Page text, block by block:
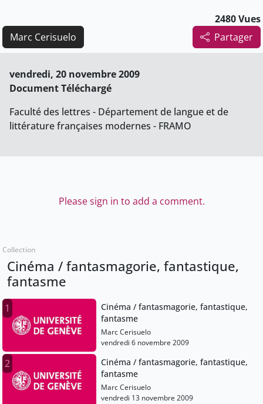
2480 Vues
Partager
Marc Cerisuelo
vendredi, 20 novembre 2009
Document Téléchargé
Faculté des lettres - Département de langue et de
littérature françaises modernes - FRAMO
Please sign in to add a comment.
Collection
Cinéma / fantasmagorie, fantastique,
fantasme
1
Cinéma / fantasmagorie, fantastique,
fantasme
Marc Cerisuelo
vendredi 6 novembre 2009
2
Cinéma / fantasmagorie, fantastique,
fantasme
Marc Cerisuelo
vendredi 13 novembre 2009